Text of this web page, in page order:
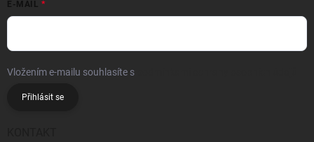
E-MAIL
Vložením e-mailu souhlasíte s
Přihlásit se